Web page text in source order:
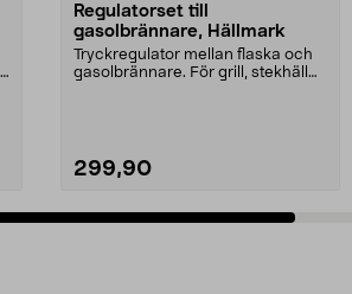
Regulatorset till
gasolbrännare, Hällmark
Tryckregulator mellan flaska och
gasolbrännare. För grill, stekhäll
299,90